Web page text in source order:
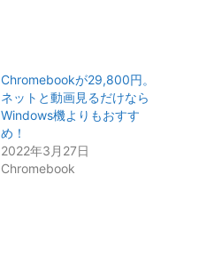
Chromebookが29,800円。
ネットと動画見るだけなら
Windows機よりもおすす
め！
2022年3月27日
Chromebook